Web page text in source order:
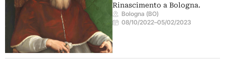
Rinascimento a Bologna.
Bologna (BO)
08/10/2022–05/02/2023